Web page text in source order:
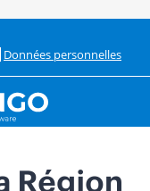
Données personnelles